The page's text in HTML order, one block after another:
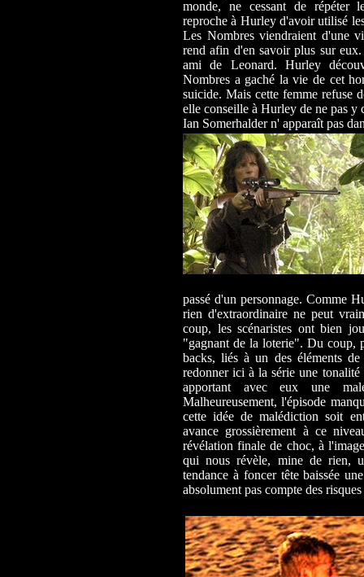
monde, ne cessant de répéter
reproche à Hurley d'avoir utilisé
Les Nombres viendraient d'une
rend afin d'en savoir plus sur
ami de Leonard. Hurley
Nombres a gaché la vie de cet
suicide. Mais cette femme refuse
elle conseille à Hurley de ne pas y
Ian Somerhalder n' apparaît pas
passé d'un personnage. Comme
rien d'extraordinaire ne peut
coup, les scénaristes ont bien
"gagnant de la loterie". Du coup,
backs, liés à un des éléments
redonner ici à la série une
apportant avec eux une
Malheureusement, l'épisode
cette idée de malédiction soit
avance grossièrement à ce
révélation finale de choc, à
qui nous révèle, mine de rien,
tendance à foncer tête baissée
absolument pas compte des